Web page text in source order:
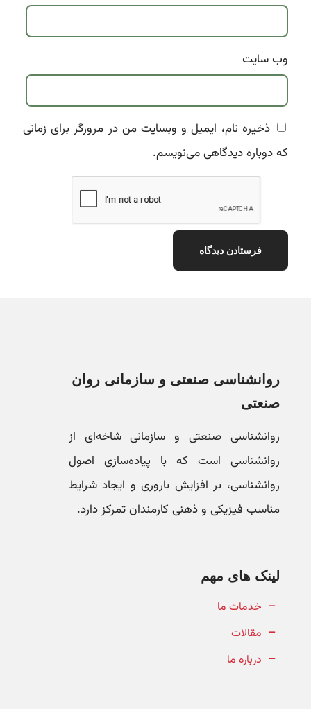
وب‌ سایت
ذخیره نام، ایمیل و وبسایت من در مرورگر برای زمانی
که دوباره دیدگاهی می‌نویسم.
روانشناسی صنعتی و سازمانی روان
صنعتی
روانشناسی صنعتی و سازمانی شاخه‌ای از
روانشناسی است که با پیاده‌سازی اصول
روانشناسی، بر افزایش باروری و ایجاد شرایط
مناسب فیزیکی و ذهنی کارمندان تمرکز دارد.
لینک های مهم
خدمات ما
مقالات
درباره ما